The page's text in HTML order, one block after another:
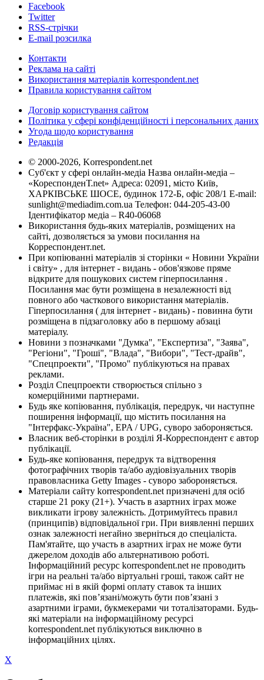
Facebook
Twitter
RSS-стрічки
E-mail розсилка
Контакти
Реклама на сайті
Використання матеріалів korrespondent.net
Правила користування сайтом
Договір користування сайтом
Політика у сфері конфіденційності і персональних даних
Угода щодо користування
Редакція
© 2000-2026, Korrespondent.net
Суб'єкт у сфері онлайн-медіа Назва онлайн-медіа –
«КореспонденТ.net» Адреса: 02091, місто Київ,
ХАРКІВСЬКЕ ШОСЕ, будинок 172-Б, офіс 208/1 E-mail:
sunlight@mediadim.com.ua Телефон: 044-205-43-00
Ідентифікатор медіа – R40-06068
Використання будь-яких матеріалів, розміщених на
сайті, дозволяється за умови посилання на
Корреспондент.net.
При копіюванні матеріалів зі сторінки « Новини України
і світу» , для інтернет - видань - обов'язкове пряме
відкрите для пошукових систем гіперпосилання .
Посилання має бути розміщена в незалежності від
повного або часткового використання матеріалів.
Гіперпосилання ( для інтернет - видань) - повинна бути
розміщена в підзаголовку або в першому абзаці
матеріалу.
Новини з позначками "Думка", "Експертиза", "Заява",
"Регіони", "Гроші", "Влада", "Вибори", "Тест-драйв",
"Спецпроекти", "Промо" публікуються на правах
реклами.
Розділ Спецпроекти створюється спільно з
комерційними партнерами.
Будь яке копіювання, публікація, передрук, чи наступне
поширення інформації, що містить посилання на
"Інтерфакс-Україна", EPA / UPG, суворо забороняється.
Власник веб-сторінки в розділі Я-Корреспондент є автор
публікації.
Будь-яке копіювання, передрук та відтворення
фотографічних творів та/або аудіовізуальних творів
правовласника Getty Images - суворо забороняється.
Матеріали сайту korrespondent.net призначені для осіб
старше 21 року (21+). Участь в азартних іграх може
викликати ігрову залежність. Дотримуйтесь правил
(принципів) відповідальної гри. При виявленні перших
ознак залежності негайно зверніться до спеціаліста.
Пам'ятайте, що участь в азартних іграх не може бути
джерелом доходів або альтернативою роботі.
Інформаційний ресурс korrespondent.net не проводить
ігри на реальні та/або віртуальні гроші, також сайт не
приймає ні в якій формі оплату ставок та інших
платежів, які пов’язані/можуть бути пов’язані з
азартними іграми, букмекерами чи тоталізаторами. Будь-
які матеріали на інформаційному ресурсі
korrespondent.net публікуються виключно в
інформаційних цілях.
X